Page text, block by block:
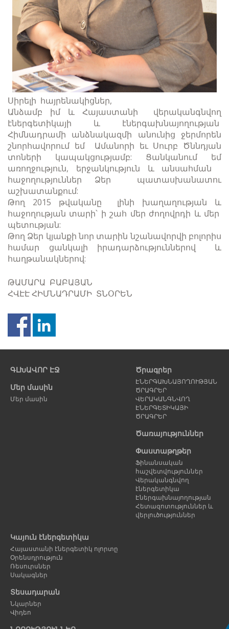
Սիրելի հայրենակիցներ,
Անձամբ իմ և Հայաստանի վերականգնվող
էներգետիկայի և էներգախնայողության
Հիմնադրամի անձնակազմի անունից ջերմորեն
շնորհավորում եմ Ամանորի եւ Սուրբ Ծննդյան
տոների կապակցությամբ: Ցանկանում եմ
առողջություն, երջանկություն և անսահման
հաջողություններ Ձեր պատասխանատու
աշխատանքում:
Թող 2015 թվականը լինի խաղաղության և
հաջողության տարի՝ ի շահ մեր ժողովրդի և մեր
պետության:
Թող Ձեր կյանքի նոր տարին նշանավորվի բոլորիս
համար ցանկալի իրադարձություններով և
հաղթանակներով:
ԹԱՄԱՐԱ ԲԱԲԱՅԱՆ
ՀՎԷԷ ՀԻՄՆԱԴՐԱՄԻ ՏՆՕՐԵՆ
էջ
ԳԼԽԱՎՈՐ ԷՋ
Մեր մասին
Մեր մասին
Ծրագրեր
ԷՆԵՐԳԱԽՆԱՅՈՂՈՒԹՅԱՆ
ԾՐԱԳՐԵՐ
ՎԵՐԱԿԱՆԳՆՎՈՂ
ԷՆԵՐԳԵՏԻԿԱՅԻ
ԾՐԱԳՐԵՐ
Ծառայություններ
Փաստաթղթեր
Ֆինանսական
հաշվետվություններ
Վերականգնվող
էներգետիկա
Էներգախնայողության
Հետազոտություններ և
վերլուծություններ
Կայուն էներգետիկա
Հայաստանի էներգետիկ ոլորտը
Օրենսդրություն
Ռեսուրսներ
Սակագներ
Տեսադարան
Նկարներ
Վիդեո